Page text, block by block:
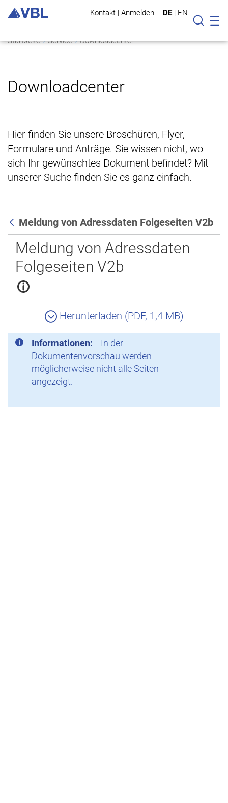
Kontakt | Anmelden DE | EN
Suche
Startseite Service Downloadcenter
Downloadcenter
Hier finden Sie unsere Broschüren, Flyer,
Formulare und Anträge. Sie wissen nicht, wo
sich Ihr gewünschtes Dokument befindet? Mit
unserer Suche finden Sie es ganz einfach.
Zurück
Meldung von Adressdaten Folgeseiten V2b
Meldung von Adressdaten
Folgeseiten V2b
Herunterladen (PDF, 1,4 MB)
Informationen:
In der
Dokumentenvorschau werden
möglicherweise nicht alle Seiten
angezeigt.